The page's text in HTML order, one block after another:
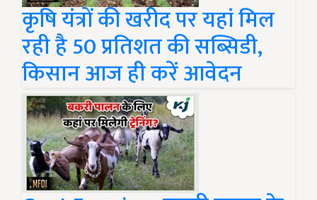
कृषि यंत्रों की खरीद पर यहां मिल
रही है 50 प्रतिशत की सब्सिडी,
किसान आज ही करें आवेदन